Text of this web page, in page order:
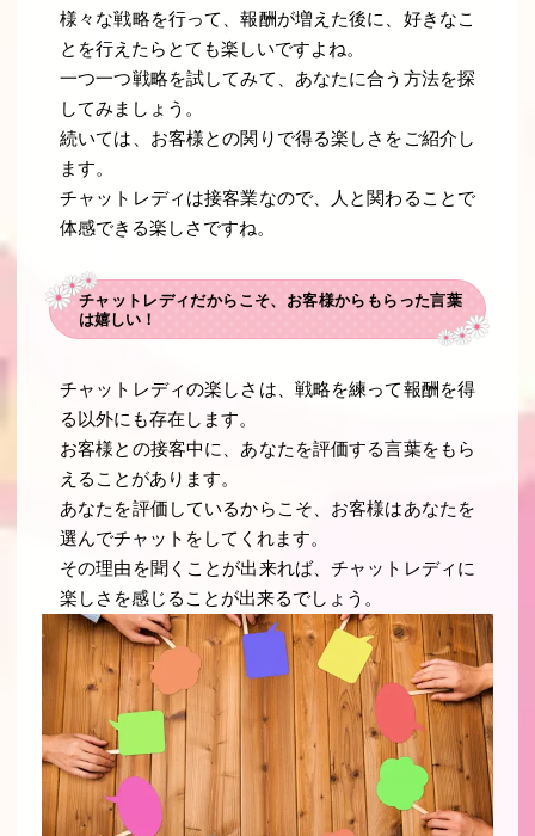
様々な戦略を行って、報酬が増えた後に、好きなこ
とを行えたらとても楽しいですよね。
一つ一つ戦略を試してみて、あなたに合う方法を探
してみましょう。
続いては、お客様との関りで得る楽しさをご紹介し
ます。
チャットレディは接客業なので、人と関わることで
体感できる楽しさですね。
チャットレディだからこそ、お客様からもらった言葉
は嬉しい！
チャットレディの楽しさは、戦略を練って報酬を得
る以外にも存在します。
お客様との接客中に、あなたを評価する言葉をもら
えることがあります。
あなたを評価しているからこそ、お客様はあなたを
選んでチャットをしてくれます。
その理由を聞くことが出来れば、チャットレディに
楽しさを感じることが出来るでしょう。